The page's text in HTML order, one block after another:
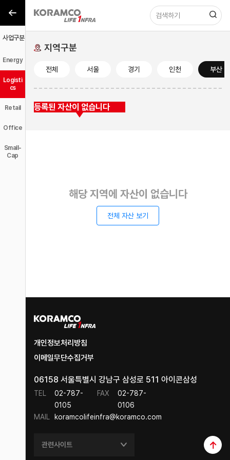
사업구분
Energy
Logisti
cs
Retail
Office
Small-
Cap
지역구분
전체 서울 경기 인천 부산
등록된 자산이 없습니다
해당 지역에 자산이 없습니다
전체 자산 보기
개인정보처리방침
이메일무단수집거부
06158 서울특별시 강남구 삼성로 511 아이콘삼성
TEL
02-787-
0105
FAX
02-787-
0106
MAIL
koramcolifeinfra@koramco.com
관련사이트